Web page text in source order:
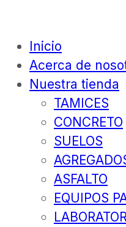
Inicio
Acerca de
Nuestra tienda
TAMICES
CONCRETO
SUELOS
ASFALTO
EQUIPOS